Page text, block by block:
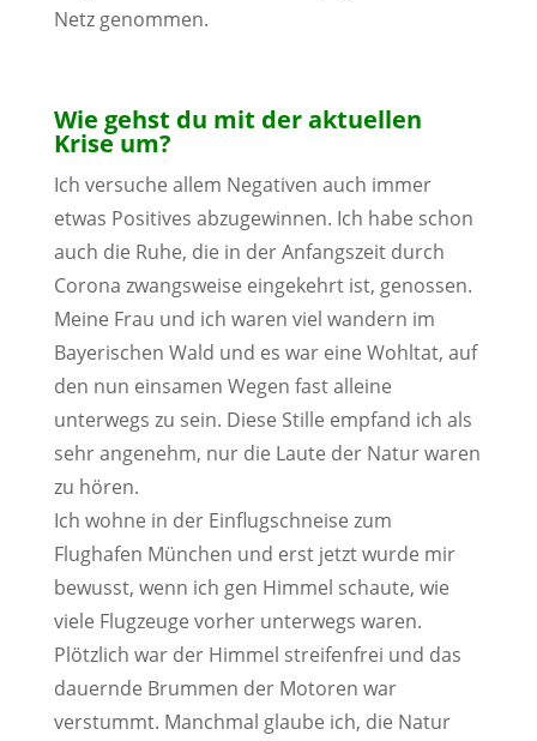
Netz genommen.
Wie gehst du mit der aktuellen
Krise um?
Ich versuche allem Negativen auch immer
etwas Positives abzugewinnen. Ich habe schon
auch die Ruhe, die in der Anfangszeit durch
Corona zwangsweise eingekehrt ist, genossen.
Meine Frau und ich waren viel wandern im
Bayerischen Wald und es war eine Wohltat, auf
den nun einsamen Wegen fast alleine
unterwegs zu sein. Diese Stille empfand ich als
sehr angenehm, nur die Laute der Natur waren
zu hören.
Ich wohne in der Einflugschneise zum
Flughafen München und erst jetzt wurde mir
bewusst, wenn ich gen Himmel schaute, wie
viele Flugzeuge vorher unterwegs waren.
Plötzlich war der Himmel streifenfrei und das
dauernde Brummen der Motoren war
verstummt. Manchmal glaube ich, die Natur